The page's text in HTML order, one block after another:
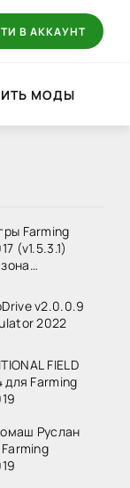
В АККАУНТ
МОДЫ
Farming
(v1.5.3.1)
v2.0.0.9
2022
FIELD
для Farming
Руслан